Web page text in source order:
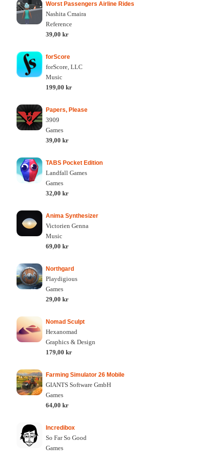
Worst Passengers Airline Rides
Nashita Cmaira
Reference
39,00 kr
forScore
forScore, LLC
Music
199,00 kr
Papers, Please
3909
Games
39,00 kr
TABS Pocket Edition
Landfall Games
Games
32,00 kr
Anima Synthesizer
Victorien Genna
Music
69,00 kr
Northgard
Playdigious
Games
29,00 kr
Nomad Sculpt
Hexanomad
Graphics & Design
179,00 kr
Farming Simulator 26 Mobile
GIANTS Software GmbH
Games
64,00 kr
Incredibox
So Far So Good
Games